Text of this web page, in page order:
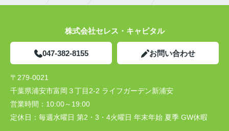
株式会社セレス・キャピタル
047-382-8155 お問い合わせ
〒279-0021
千葉県浦安市富岡３丁目2-2 ライフガーデン新浦安
営業時間： 10:00～19:00
定休日： 毎週水曜日 第2・3・4火曜日 年末年始 夏季 GW休暇